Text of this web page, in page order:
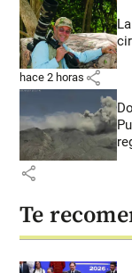
hace 2 horas share
share
Te